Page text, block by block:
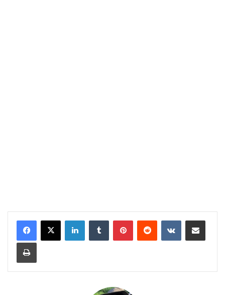
LinkedInTumblr PinterestReddit VKontakteBagikan Lewat Email
Cetak